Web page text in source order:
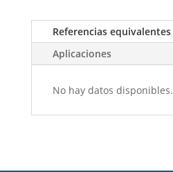
Referencias equivalentes
Aplicaciones
No hay datos disponibles.